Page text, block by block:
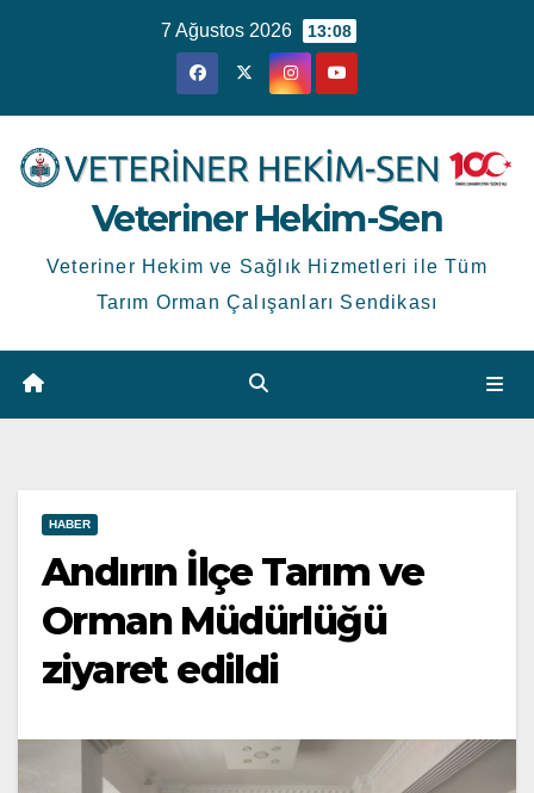
7 Ağustos 2026 13:08
Veteriner Hekim-Sen
Veteriner Hekim ve Sağlık Hizmetleri ile Tüm
Tarım Orman Çalışanları Sendikası
HABER
Andırın İlçe Tarım ve
Orman Müdürlüğü
ziyaret edildi